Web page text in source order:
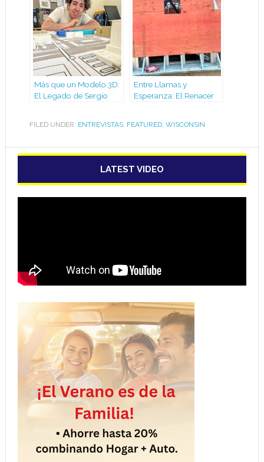
Más que un Modelo 3D:
El Legado de Sergio
Entre Llamas y
Esperanza: El Renacer
FILED UNDER: ENTREVISTAS, FEATURED, WISCONSIN
LATEST VIDEO